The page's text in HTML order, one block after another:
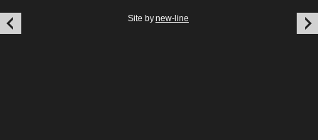
Site bynew-line